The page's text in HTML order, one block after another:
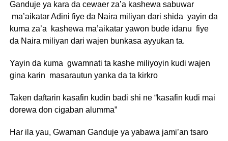
Ganduje ya kara da cewaer za’a kashewa sabuwar
ma’aikatar Adini fiye da Naira miliyan dari shida yayin da
kuma za’a kashewa ma’aikatar yawon bude idanu fiye
da Naira miliyan dari wajen bunkasa ayyukan ta.
Yayin da kuma gwamnati ta kashe miliyoyin kudi wajen
gina karin masarautun yanka da ta kirkro
Taken daftarin kasafin kudin badi shi ne “kasafin kudi mai
dorewa don cigaban alumma”
Har ila yau, Gwaman Ganduje ya yabawa jami’an tsaro